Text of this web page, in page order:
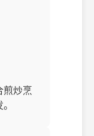
煎炒烹